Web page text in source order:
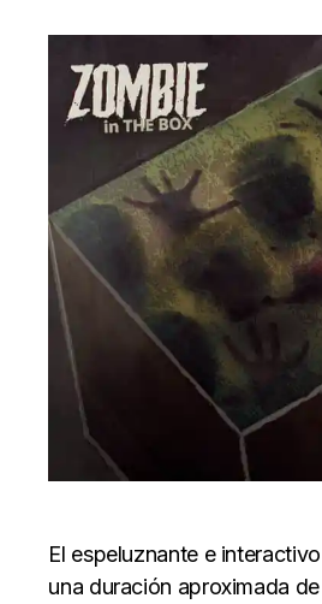
El espeluznante e
una duración aproximada de